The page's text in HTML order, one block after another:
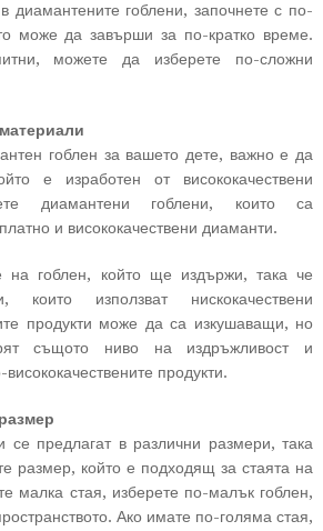
диамантените гоблени, започнете с по-
може да завърши за по-кратко време.
можете да изберете по-сложни
гоблен за вашето дете, важно е да
е изработен от висококачествени
диамантени гоблени, които са
и висококачествени диаманти.
на гоблен, който ще издържи, така че
които използват нискокачествени
продукти може да са изкушаващи, но
същото ниво на издръжливост и
продукти.
се предлагат в различни размери, така
размер, който е подходящ за стаята на
малка стая, изберете по-малък гоблен,
Ако имате по-голяма стая,